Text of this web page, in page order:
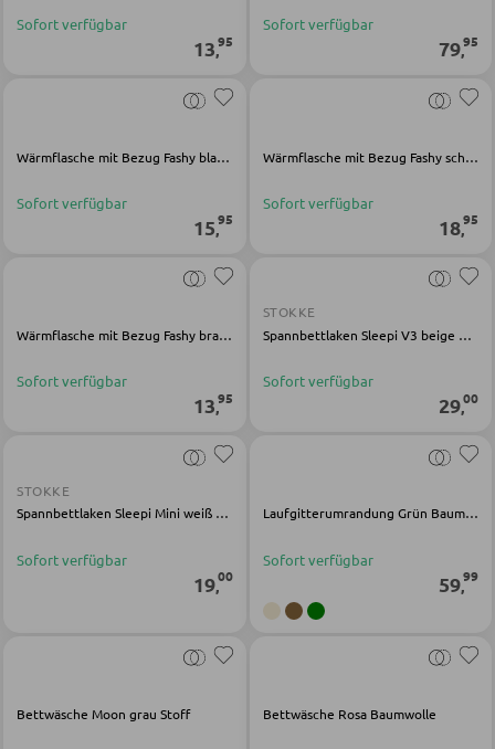
Vitrinen
WOHNWÄNDE
Anbauwände
TV-MÖBEL
WOHNZIMMERTISCHE
SESSEL
Relaxsessel
Fernsehsessel
AUSSENBELEUCHTUNG
Außenleuchten
LEUCHTENSERIEN
Sofort verfügbar
13,95
Sofort verfügbar
79,95
Wärmflasche mit Bezug Fashy blau Polyester
Sofort verfügbar
15,95
Wärmflasche mit Bezug Fashy schwarz Polyester
Sofort verfügbar
18,95
Wärmflasche mit Bezug Fashy braun Polyester
Sofort verfügbar
13,95
STOKKE
Spannbettlaken Sleepi V3 beige Baumwolle
Sofort verfügbar
29,00
STOKKE
Spannbettlaken Sleepi Mini weiß Baumwolle
Sofort verfügbar
19,00
Laufgitterumrandung Grün Baumwolle
Sofort verfügbar
59,99
Bettwäsche Moon grau Stoff Bettwäsche Rosa Baumwolle